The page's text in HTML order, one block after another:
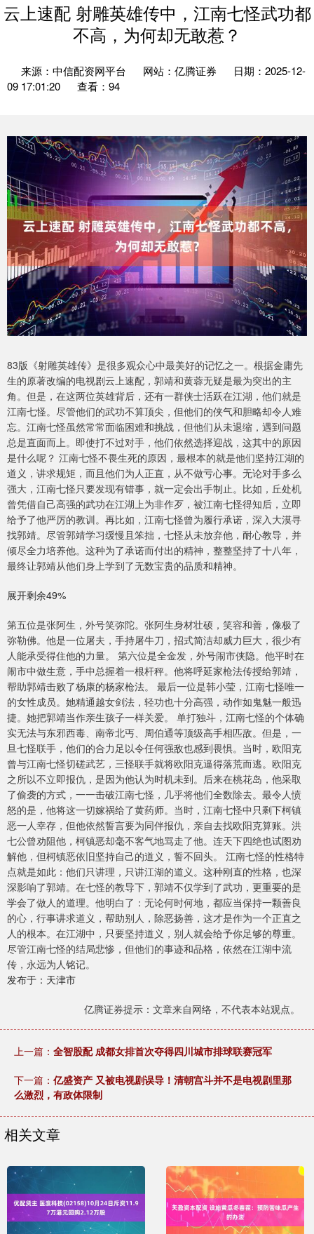
云上速配 射雕英雄传中，江南七怪武功都
不高，为何却无敢惹？
来源：中信配资网平台 网站：亿腾证券
日期：2025-12-
09 17:01:20
查看：94
83版《射雕英雄传》是很多观众心中最美好的记忆之一。根据金庸先
生的原著改编的电视剧云上速配，郭靖和黄蓉无疑是最为突出的主
角。但是，在这两位英雄背后，还有一群侠士活跃在江湖，他们就是
江南七怪。尽管他们的武功不算顶尖，但他们的侠气和胆略却令人难
忘。江南七怪虽然常常面临困难和挑战，但他们从未退缩，遇到问题
总是直面而上。即使打不过对手，他们依然选择迎战，这其中的原因
是什么呢？ 江南七怪不畏生死的原因，最根本的就是他们坚持江湖的
道义，讲求规矩，而且他们为人正直，从不做亏心事。无论对手多么
强大，江南七怪只要发现有错事，就一定会出手制止。比如，丘处机
曾凭借自己高强的武功在江湖上为非作歹，被江南七怪得知后，立即
给予了他严厉的教训。再比如，江南七怪曾为履行承诺，深入大漠寻
找郭靖。尽管郭靖学习缓慢且笨拙，七怪从未放弃他，耐心教导，并
倾尽全力培养他。这种为了承诺而付出的精神，整整坚持了十八年，
最终让郭靖从他们身上学到了无数宝贵的品质和精神。
展开剩余49%
第五位是张阿生，外号笑弥陀。张阿生身材壮硕，笑容和善，像极了
弥勒佛。他是一位屠夫，手持屠牛刀，招式简洁却威力巨大，很少有
人能承受得住他的力量。 第六位是全金发，外号闹市侠隐。他平时在
闹市中做生意，手中总握着一根杆秤。他将呼延家枪法传授给郭靖，
帮助郭靖击败了杨康的杨家枪法。 最后一位是韩小莹，江南七怪唯一
的女性成员。她精通越女剑法，轻功也十分高强，动作如鬼魅一般迅
捷。她把郭靖当作亲生孩子一样关爱。 单打独斗，江南七怪的个体确
实无法与东邪西毒、南帝北丐、周伯通等顶级高手相匹敌。但是，一
旦七怪联手，他们的合力足以令任何强敌也感到畏惧。当时，欧阳克
曾与江南七怪切磋武艺，三怪联手就将欧阳克逼得落荒而逃。欧阳克
之所以不立即报仇，是因为他认为时机未到。后来在桃花岛，他采取
了偷袭的方式，一一击破江南七怪，几乎将他们全数除去。最令人愤
怒的是，他将这一切嫁祸给了黄药师。当时，江南七怪中只剩下柯镇
恶一人幸存，但他依然誓言要为同伴报仇，亲自去找欧阳克算账。洪
七公曾劝阻他，柯镇恶却毫不客气地骂走了他。连天下四绝也试图劝
解他，但柯镇恶依旧坚持自己的道义，誓不回头。 江南七怪的性格特
点就是如此：他们只讲理，只讲江湖的道义。这种刚直的性格，也深
深影响了郭靖。在七怪的教导下，郭靖不仅学到了武功，更重要的是
学会了做人的道理。他明白了：无论何时何地，都应当保持一颗善良
的心，行事讲求道义，帮助别人，除恶扬善，这才是作为一个正直之
人的根本。在江湖中，只要坚持道义，别人就会给予你足够的尊重。
尽管江南七怪的结局悲惨，但他们的事迹和品格，依然在江湖中流
传，永远为人铭记。
发布于：天津市
亿腾证券提示：文章来自网络，不代表本站观点。
上一篇： 全智股配 成都女排首次夺得四川城市排球联赛冠军
下一篇： 亿盛资产 又被电视剧误导！清朝宫斗并不是电视剧里那
么激烈，有政体限制
相关文章